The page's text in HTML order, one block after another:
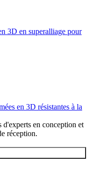
3D en superalliage pour
en 3D résistantes à la
en conception et
réception.